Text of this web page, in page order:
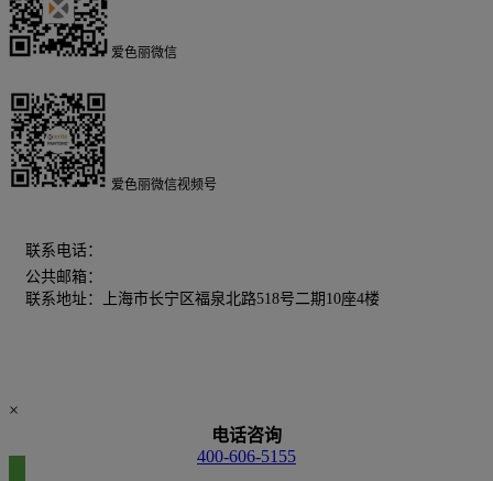
爱色丽微信
爱色丽微信视频号
联系电话：
公共邮箱：
联系地址：上海市长宁区福泉北路518号二期10座4楼
×
电话咨询
400-606-5155